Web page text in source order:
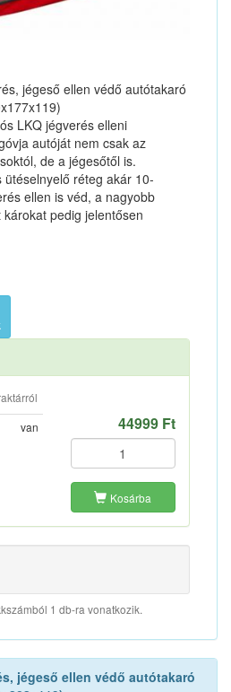
jégeső ellen védő autótakaró
LKQ jégverés elleni
autóját nem csak az
de a jégesőtől is.
réteg akár 10-
ellen is véd, a nagyobb
pedig jelentősen
van 44999 Ft
Kosárba
1 db-ra vonatkozik.
jégeső ellen védő autótakaró